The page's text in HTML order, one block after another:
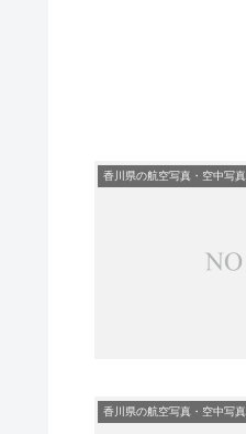
香川県の航空写真・空中写真
香川県の航空写真・空中写真